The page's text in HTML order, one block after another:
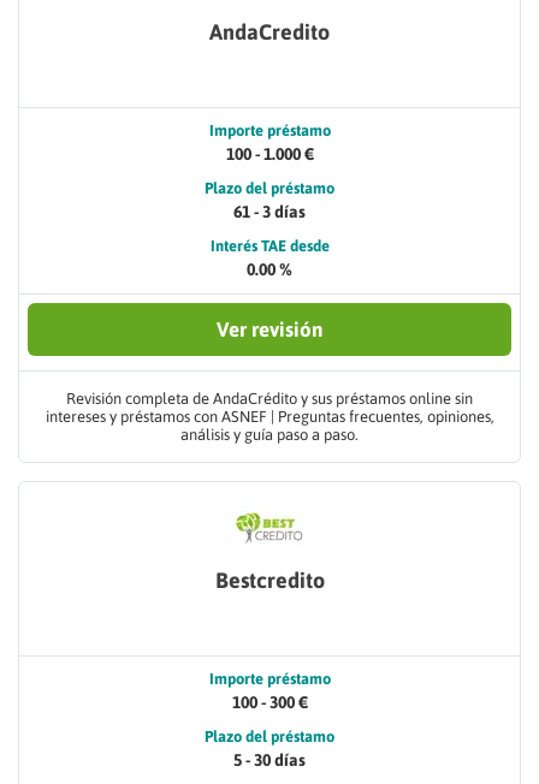
AndaCredito
Importe préstamo
100 - 1.000 €
Plazo del préstamo
61 - 3 días
Interés TAE desde
0.00 %
Ver revisión
Revisión completa de AndaCrédito y sus préstamos online sin
intereses y préstamos con ASNEF | Preguntas frecuentes, opiniones,
análisis y guía paso a paso.
Bestcredito
Importe préstamo
100 - 300 €
Plazo del préstamo
5 - 30 días